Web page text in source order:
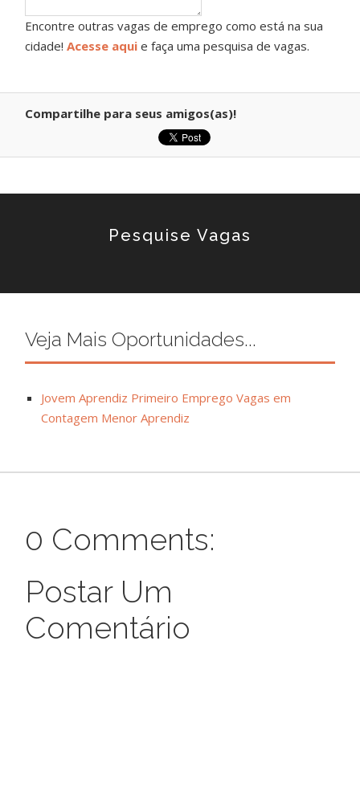
Encontre outras vagas de emprego como está na sua
cidade!Acesse aqui e faça uma pesquisa de vagas.
Compartilhe para seus amigos(as)!
Pesquise Vagas
Veja Mais Oportunidades...
Jovem Aprendiz Primeiro Emprego Vagas em
Contagem Menor Aprendiz
0 Comments:
Postar Um
Comentário